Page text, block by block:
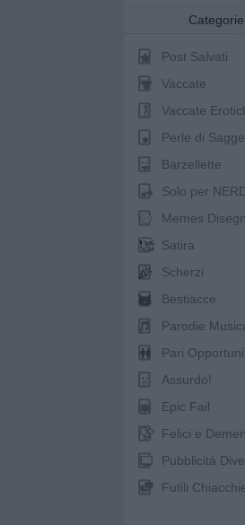
Categorie
Post Salvati
Vaccate
Vaccate
Perle di
Barzellette
Solo per
Memes
Satira
Scherzi
Bestiacce
Parodie
Pari
Assurdo!
Epic Fail
Felici e
Pubblicità
Futili